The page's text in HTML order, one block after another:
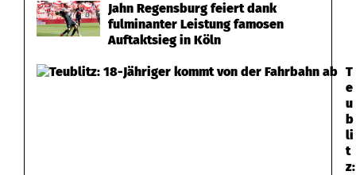
Jahn Regensburg feiert dank
fulminanter Leistung famosen
Auftaktsieg in Köln
T
e
u
b
li
t
z: